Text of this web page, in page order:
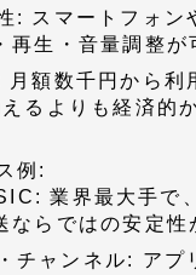
: スマートフォン
再生・音量調整が
月額数千円から利
るよりも経済的
例:
業界最大手で
ならではの安定性
チャンネル:
アプ